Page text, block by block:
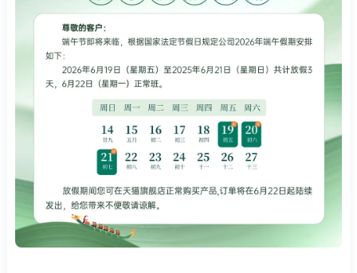
天猫商城
淘宝商城
新闻中心